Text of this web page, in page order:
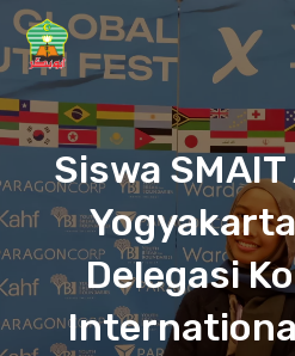
Skip
to
content
Siswa
Delegasi